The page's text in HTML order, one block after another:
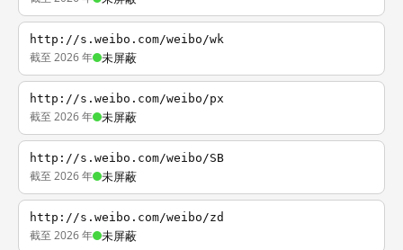
http://s.weibo.com/weibo/wk
截至 2026 年 未屏蔽
http://s.weibo.com/weibo/px
截至 2026 年 未屏蔽
http://s.weibo.com/weibo/SB
截至 2026 年 未屏蔽
http://s.weibo.com/weibo/zd
截至 2026 年 未屏蔽